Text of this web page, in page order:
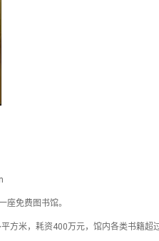
座免费图书馆。
方米，耗资400万元，馆内各类书籍超